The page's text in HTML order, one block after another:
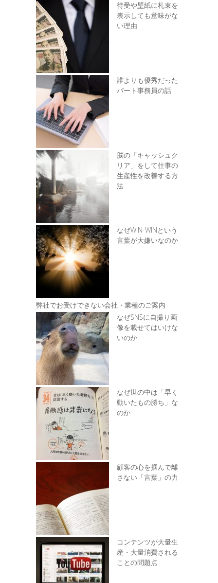
待受や壁紙に札束を
表示しても意味がな
い理由
誰よりも優秀だった
パート事務員の話
脳の「キャッシュク
リア」をして仕事の
生産性を改善する方
法
なぜWIN-WINという
言葉が大嫌いなのか
弊社でお受けできない会社・業種のご案内
なぜSNSに自撮り画
像を載せてはいけな
いのか
なぜ世の中は「早く
動いたもの勝ち」な
のか
顧客の心を掴んで離
さない「言葉」の力
コンテンツが大量生
産・大量消費される
ことの問題点